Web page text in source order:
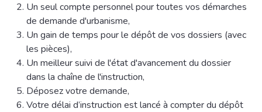
Un seul compte personnel pour toutes vos démarches
de demande d'urbanisme,
Un gain de temps pour le dépôt de vos dossiers (avec
les pièces),
Un meilleur suivi de l'état d'avancement du dossier
dans la chaîne de l'instruction,
Déposez votre demande,
Votre délai d’instruction est lancé à compter du dépôt